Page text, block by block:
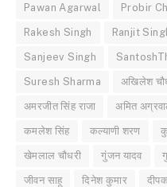
Pawan Agarwal Probir
Rakesh Singh Ranjit
Sanjeev Singh
Suresh Sharma अखिलेश
अमरजीत सिंह राजा अमित
कमलेश सिंह कल्याणी शरण
खेमलाल चौधरी गुंजन यादव
जीवन साहू दिनेश कुमार